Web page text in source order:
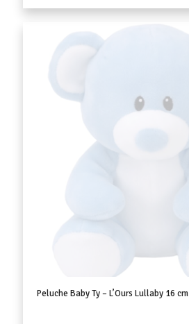
Peluche Baby Ty – L’Ours Lullaby 16 cm